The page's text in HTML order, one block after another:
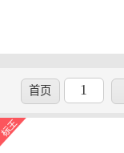
首页 1